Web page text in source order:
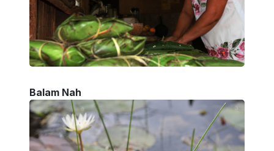
Balam Nah